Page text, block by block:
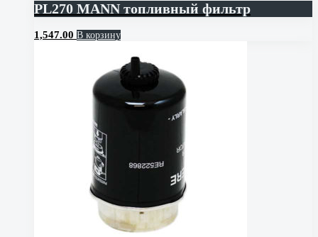
PL270 MANN топливный фильтр
1,547.00 В корзину